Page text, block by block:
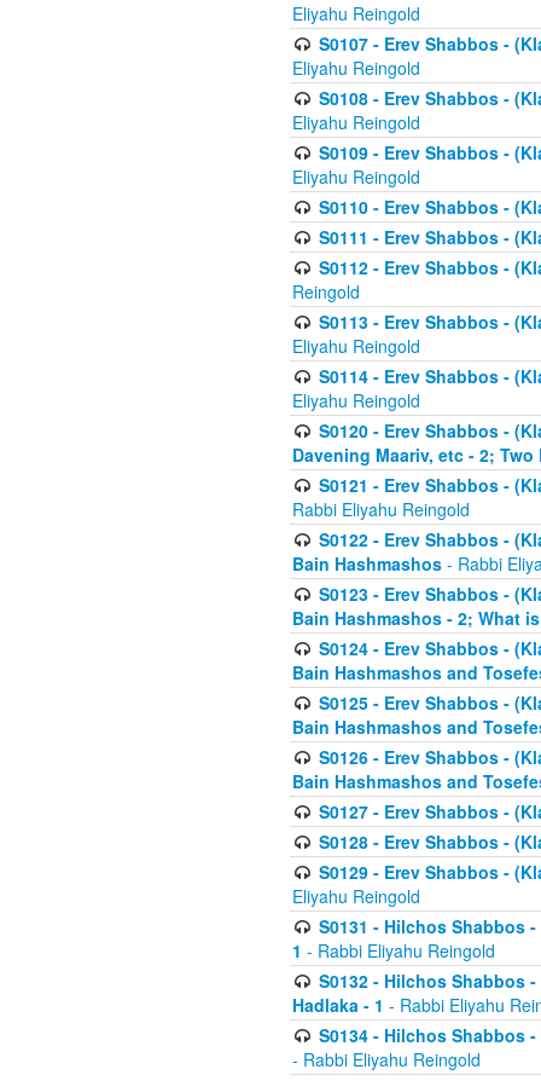
Eliyahu Reingold
S0107 - Erev Shabbos -
Eliyahu Reingold
S0108 - Erev Shabbos -
Eliyahu Reingold
S0109 - Erev Shabbos -
Eliyahu Reingold
S0110 - Erev Shabbos -
S0111 - Erev Shabbos -
S0112 - Erev Shabbos -
Reingold
S0113 - Erev Shabbos -
Eliyahu Reingold
S0114 - Erev Shabbos -
Eliyahu Reingold
S0120 - Erev Shabbos -
Davening Maariv, etc - 2;
S0121 - Erev Shabbos -
Rabbi Eliyahu Reingold
S0122 - Erev Shabbos -
Bain Hashmashos - Rabbi
S0123 - Erev Shabbos -
Bain Hashmashos - 2; What
S0124 - Erev Shabbos -
Bain Hashmashos and
S0125 - Erev Shabbos -
Bain Hashmashos and
S0126 - Erev Shabbos -
Bain Hashmashos and
S0127 - Erev Shabbos -
S0128 - Erev Shabbos -
S0129 - Erev Shabbos -
Eliyahu Reingold
S0131 - Hilchos Shabbos
1 - Rabbi Eliyahu Reingold
S0132 - Hilchos Shabbos
Hadlaka - 1 - Rabbi Eliyahu
S0134 - Hilchos Shabbos
- Rabbi Eliyahu Reingold